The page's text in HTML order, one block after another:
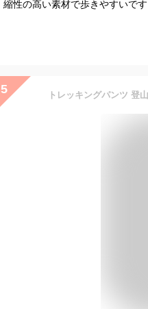
縮性の高い素材で歩きやすいです
5